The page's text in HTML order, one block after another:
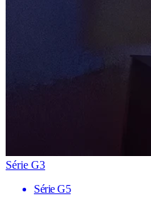
Série G3
Série G5